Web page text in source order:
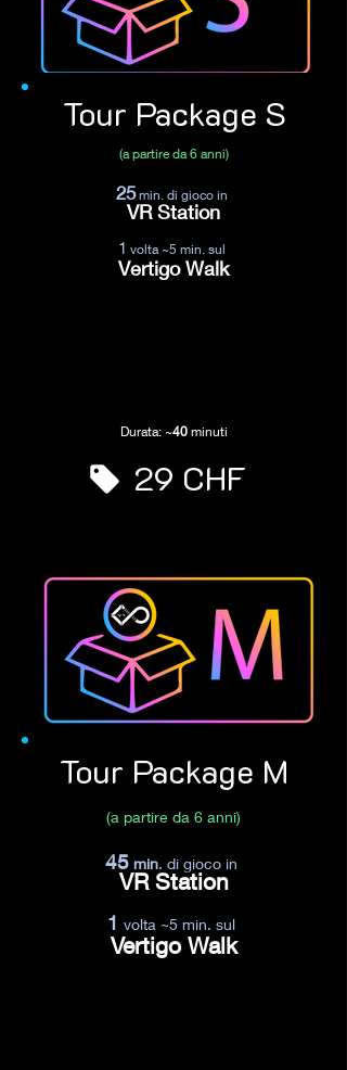
Tour Package S
(a partire da 6 anni)
25min. di gioco in
VR Station
1 volta ~5 min. sul
Vertigo Walk
Durata: ~40minuti
29 CHF
Tour Package M
(a partire da 6 anni)
45 min. di gioco in
VR Station
1 volta ~5 min. sul
Vertigo Walk